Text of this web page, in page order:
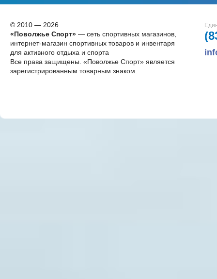
© 2010 — 2026
«Поволжье Спорт»— сеть спортивных магазинов,
интернет-магазин спортивных товаров и инвентаря
для активного отдыха и спорта
Все права защищены. «Поволжье Спорт» является
зарегистрированным товарным знаком.